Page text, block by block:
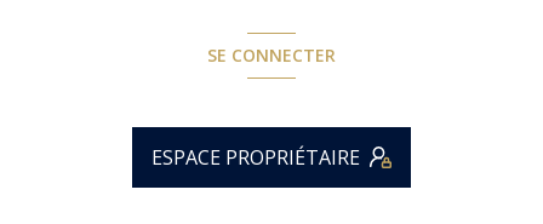
SE CONNECTER
ESPACE PROPRIÉTAIRE